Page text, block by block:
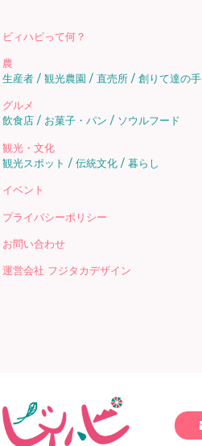
ビィハピって何？
農
生産者
観光農園 直売所 創りて達の手
グルメ
飲食店
お菓子・パン ソウルフード
観光・文化
観光スポット
伝統文化 暮らし
イベント
プライバシーポリシー
お問い合わせ
運営会社 フジタカデザイン